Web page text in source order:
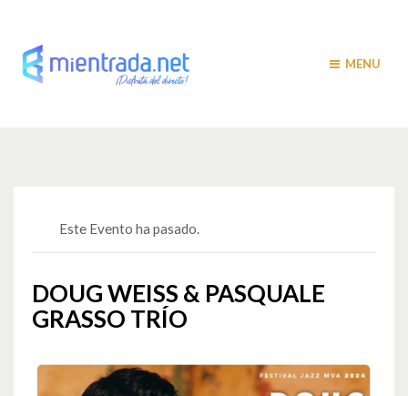
MENU
Este Evento ha pasado.
DOUG WEISS & PASQUALE
GRASSO TRÍO